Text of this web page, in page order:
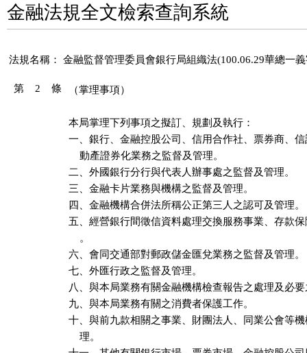
金融法規全文檢索查詢系統
法規名稱： 金融監督管理委員會銀行局組織法(100.06.29華總一
第 2 條 （掌理事項）
本局掌理下列事項之擬訂、規劃及執行：
一、銀行、金融控股公司、信用合作社、票券商、
    動產證券化業務之監督及管理。
二、外國銀行分行與代表人辦事處之監督及管理。
三、金融卡片業務與機構之監督及管理。
四、金融機構合併法所稱公正第三人之認可及管理。
五、經營銀行間徵信資料處理交換服務事業、存款
    。
六、會同交通部對郵政儲金匯兌業務之監督及管理。
七、外匯行政之監督及管理。
八、與本局業務有關金融機構檢查報告之處理及必
九、與本局業務有關之消費者保護工作。
十、與前九款相關之事業、財團法人、同業公會等
    理。